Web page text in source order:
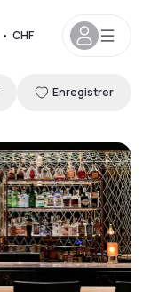
• CHF
Enregistrer